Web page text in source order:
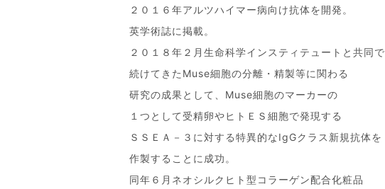
２０１６年アルツハイマー病向け抗体を開発。
英学術誌に掲載。
２０１８年２月生命科学インスティテュートと共同で
続けてきたMuse細胞の分離・精製等に関わる
研究の成果として、Muse細胞のマーカーの
１つとして受精卵やヒトＥＳ細胞で発現する
ＳＳＥＡ－３に対する特異的なIgGクラス新規抗体を
作製することに成功。
同年６月ネオシルクヒト型コラーゲン配合化粧品